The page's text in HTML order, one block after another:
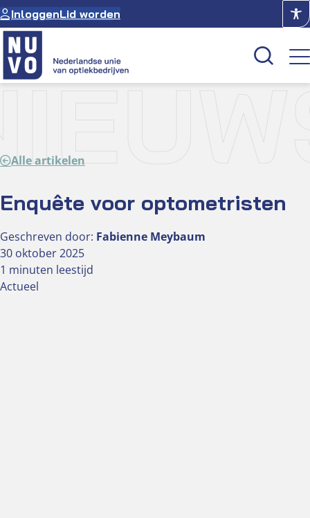
Ga
naar
de
inhoud
InloggenLid worden
Over NUVO
Oculus
Optiekcentrum
Alle artikelen
Enquête voor optometristen
Geschreven door: Fabienne Meybaum
30 oktober 2025
1 minuten leestijd
Actueel